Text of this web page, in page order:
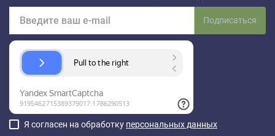
Подписаться
Я согласен на обработку персональных данных